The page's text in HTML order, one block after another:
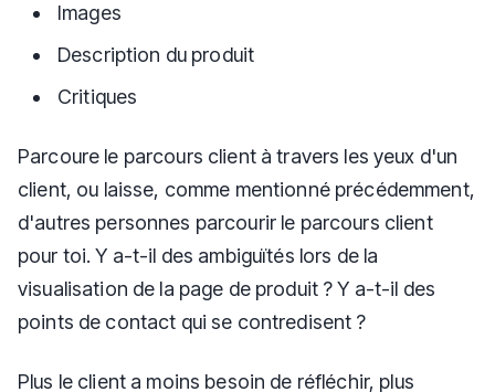
Images
Description du produit
Critiques
Parcoure le parcours client à travers les yeux d'un
client, ou laisse, comme mentionné précédemment,
d'autres personnes parcourir le parcours client
pour toi. Y a-t-il des ambiguïtés lors de la
visualisation de la page de produit ? Y a-t-il des
points de contact qui se contredisent ?
Plus le client a moins besoin de réfléchir, plus